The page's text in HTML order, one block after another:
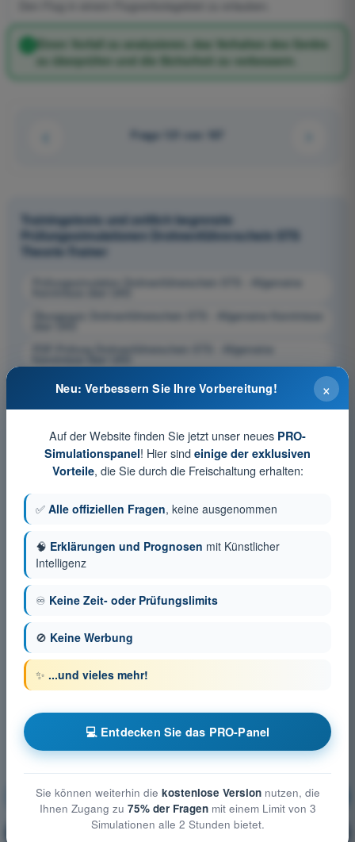
Einen Vorfall zu analysieren, das Verhalten des Geräts
zu überprüfen und die Sicherheit zu verbessern.
Frage 121 von 167
Trainingstests und zeitlich begrenzte
Prüfungssimulationen Drohnenführerschein STS
Theorie-Trainer
Prüfungssimulation Drohnenführerschein STS - Allgemeine
Übungsquiz Drohnenführerschein STS - Allgemeine Kenntnisse
PDF-Prüfung Drohnenführerschein STS - Allgemeine
Allgemeine Kenntnisse über UAS Ausbildung!
🔒 Erläuterung der Frage
×
Neu: Verbessern Sie Ihre Vorbereitung!
Auf der Website finden Sie jetzt unser neues PRO-
Simulationspanel! Hier sind einige der exklusiven
Vorteile, die Sie durch die Freischaltung erhalten:
✅ Alle offiziellen Fragen, keine ausgenommen
🧠 Erklärungen und Prognosen mit Künstlicher
Intelligenz
♾️ Keine Zeit- oder Prüfungslimits
🚫 Keine Werbung
✨ ...und vieles mehr!
💻 Entdecken Sie das PRO-Panel
Sie können weiterhin die kostenlose Versionnutzen, die
Ihnen Zugang zu 75% der Fragenmit einem Limit von 3
Simulationen alle 2 Stunden bietet.